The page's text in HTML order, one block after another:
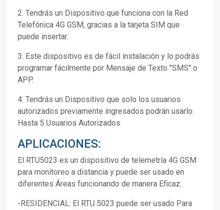
2. Tendrás un Dispositivo que funciona con la Red
Telefónica 4G GSM, gracias a la tarjeta SIM que
puede insertar.
3. Este dispositivo es de fácil instalación y lo podrás
programar fácilmente por Mensaje de Texto "SMS" o
APP.
4. Tendrás un Dispositivo que solo los usuarios
autorizados previamente ingresados podrán usarlo.
Hasta 5 Usuarios Autorizados
APLICACIONES:
El RTU5023 es un dispositivo de telemetría 4G GSM
para monitoreo a distancia y puede ser usado en
diferentes Áreas funcionando de manera Eficaz.
-RESIDENCIAL: El RTU 5023 puede ser usado Para